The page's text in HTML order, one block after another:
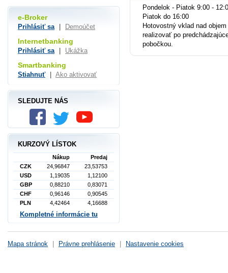
Pondelok - Piatok 9:00 -
Piatok do 16:00
Hotovostný vklad nad
realizovať po
pobočkou.
e-Broker
Prihlásiť sa Demoúčet
Internetbanking
Prihlásiť sa Ukážka
Smartbanking
Stiahnuť Ako aktivovať
SLEDUJTE NÁS
KURZOVÝ LÍSTOK
Nákup
Predaj
CZK
24,96847
23,53753
USD
1,19035
1,12100
GBP
0,88210
0,83071
CHF
0,96146
0,90545
PLN
4,42464 4,16688
Kompletné informácie tu
Mapa stránok Právne prehlásenie Nastavenie cookies